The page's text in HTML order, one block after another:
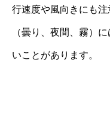
行速度や風向きにも
（曇り、夜間、霧）
いことがあります。